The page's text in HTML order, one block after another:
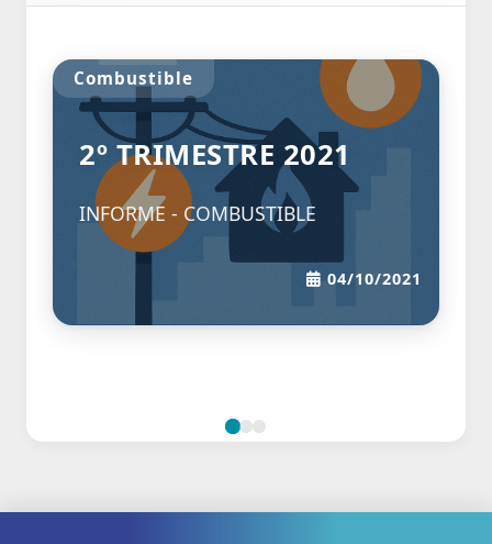
Combustible
2º TRIMESTRE 2021
INFORME - COMBUSTIBLE
04/10/2021